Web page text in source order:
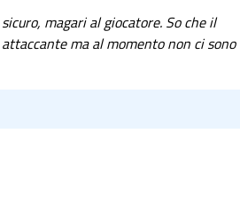
magari al giocatore. So che il
ma al momento non ci sono